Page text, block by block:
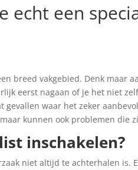
echt een
breed vakgebied. Denk maar
eerst nagaan of je het niet
gevallen waar het zeker
kunnen ook problemen die
inschakelen?
niet altijd te achterhalen